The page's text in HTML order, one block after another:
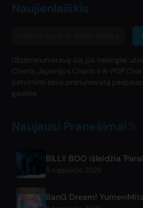
Naujienlaiškis
Užsiprenumeravę čia, jūs tiesiogiai
Charts, Japonijos Charts ir K-POP
patvirtinti savo prenumeratą
gausite.
Naujausi Pranešimai
8 rugpjūčio 2026